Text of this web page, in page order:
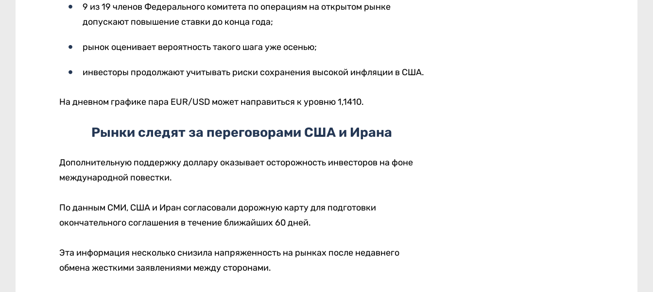
9 из 19 членов Федерального комитета по операциям на открытом рынке
допускают повышение ставки до конца года;
рынок оценивает вероятность такого шага уже осенью;
инвесторы продолжают учитывать риски сохранения высокой инфляции в США.
На дневном графике пара EUR/USD может направиться к уровню 1,1410.
Рынки следят за переговорами США и Ирана
Дополнительную поддержку доллару оказывает осторожность инвесторов на фоне
международной повестки.
По данным СМИ, США и Иран согласовали дорожную карту для подготовки
окончательного соглашения в течение ближайших 60 дней.
Эта информация несколько снизила напряженность на рынках после недавнего
обмена жесткими заявлениями между сторонами.